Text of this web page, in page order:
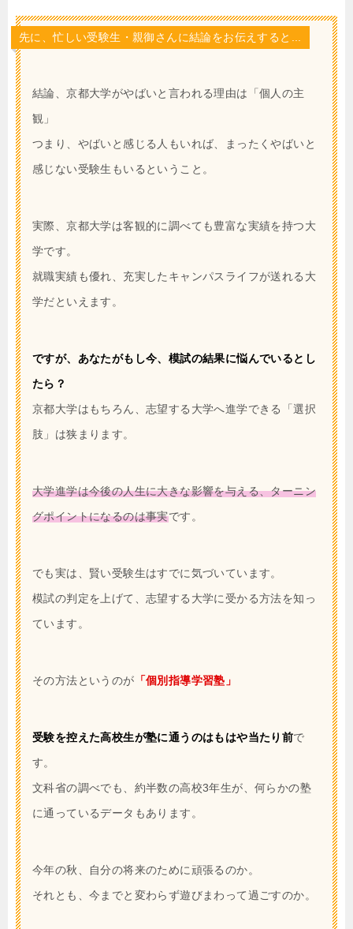
先に、忙しい受験生・親御さんに結論をお伝えすると...
結論、京都大学がやばいと言われる理由は「個人の主
観」
つまり、やばいと感じる人もいれば、まったくやばいと
感じない受験生もいるということ。
実際、京都大学は客観的に調べても豊富な実績を持つ大
学です。
就職実績も優れ、充実したキャンパスライフが送れる大
学だといえます。
ですが、あなたがもし今、模試の結果に悩んでいるとし
たら？
京都大学はもちろん、志望する大学へ進学できる「選択
肢」は狭まります。
大学進学は今後の人生に大きな影響を与える、ターニン
グポイントになるのは事実です。
でも実は、賢い受験生はすでに気づいています。
模試の判定を上げて、志望する大学に受かる方法を知っ
ています。
その方法というのが 「個別指導学習塾」
受験を控えた高校生が塾に通うのはもはや当たり前で
す。
文科省の調べでも、約半数の高校3年生が、何らかの塾
に通っているデータもあります。
今年の秋、自分の将来のために頑張るのか。
それとも、今までと変わらず遊びまわって過ごすのか。